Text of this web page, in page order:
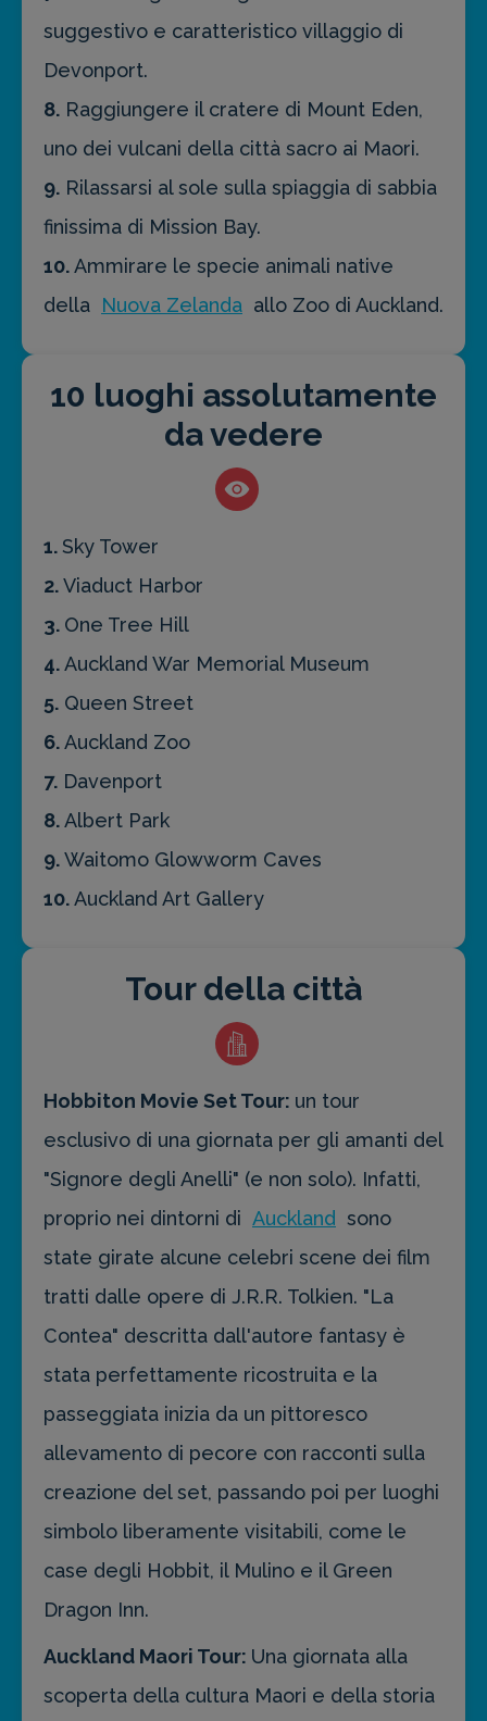
suggestivo e caratteristico villaggio di
Devonport.
8. Raggiungere il cratere di Mount Eden,
uno dei vulcani della città sacro ai Maori.
9. Rilassarsi al sole sulla spiaggia di sabbia
finissima di Mission Bay.
10.Ammirare le specie animali native
della Nuova Zelanda allo Zoo di Auckland.
10 luoghi assolutamente
da vedere
1. Sky Tower
2.Viaduct Harbor
3. One Tree Hill
4.Auckland War Memorial Museum
5. Queen Street
6.Auckland Zoo
7. Davenport
8.Albert Park
9.Waitomo Glowworm Caves
10.Auckland Art Gallery
Tour della città
Hobbiton Movie Set Tour: un tour
esclusivo di una giornata per gli amanti del
"Signore degli Anelli" (e non solo). Infatti,
proprio nei dintorni di Auckland sono
state girate alcune celebri scene dei film
tratti dalle opere di J.R.R. Tolkien. "La
Contea" descritta dall'autore fantasy è
stata perfettamente ricostruita e la
passeggiata inizia da un pittoresco
allevamento di pecore con racconti sulla
creazione del set, passando poi per luoghi
simbolo liberamente visitabili, come le
case degli Hobbit, il Mulino e il Green
Dragon Inn.
Auckland Maori Tour: Una giornata alla
scoperta della cultura Maori e della storia